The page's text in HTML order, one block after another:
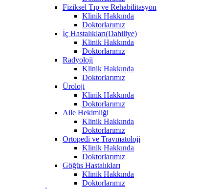
Fiziksel Tıp ve Rehabilitasyon
Klinik Hakkında
Doktorlarımız
İç Hastalıkları(Dahiliye)
Klinik Hakkında
Doktorlarımız
Radyoloji
Klinik Hakkında
Doktorlarımız
Üroloji
Klinik Hakkında
Doktorlarımız
Aile Hekimliği
Klinik Hakkında
Doktorlarımız
Ortopedi ve Travmatoloji
Klinik Hakkında
Doktorlarımız
Göğüs Hastalıkları
Klinik Hakkında
Doktorlarımız